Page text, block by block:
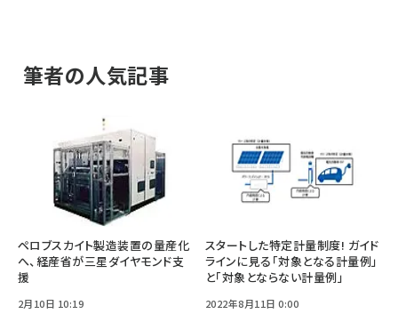
筆者の人気記事
ペロブスカイト製造装置の量産化
へ、経産省が三星ダイヤモンド支
援
2月10日 10:19
スタートした特定計量制度! ガイド
ラインに見る「対象となる計量例」
と「対象とならない計量例」
2022年8月11日 0:00